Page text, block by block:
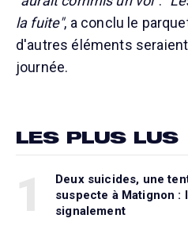
la fuite", a conclu le
d'autres éléments
journée.
LES PLUS LUS
Deux suicides, une
suspecte à Matignon :
signalement